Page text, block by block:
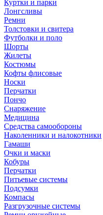
Куртки и парки
Лонгсливы
Ремни
Толстовки и свитера
Футболки и поло
Шорты
Жилеты
Костюмы
Кофты флисовые
Носки
Перчатки
Пончо
Снаряжение
Медицина
Средства самообороны
Наколенники и налокотники
Гамаши
Очки и маски
Кобуры
Перчатки
Питьевые системы
Подсумки
Компасы
Разгрузочные системы